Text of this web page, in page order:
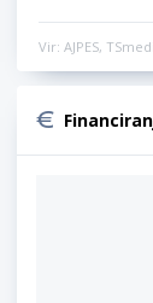
Vir: AJPES,